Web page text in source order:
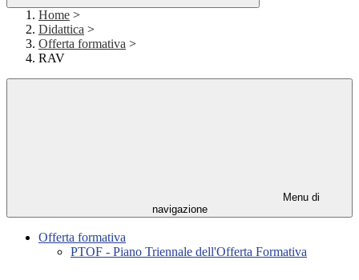
Home >
Didattica >
Offerta formativa >
RAV
Menu di
navigazione
Offerta formativa
PTOF - Piano Triennale dell'Offerta Formativa